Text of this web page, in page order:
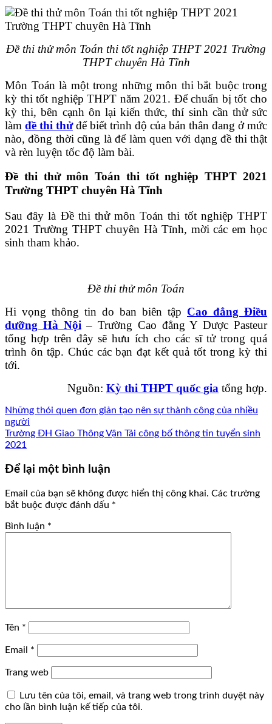
Đề thi thử môn Toán thi tốt nghiệp THPT 2021 Trường
THPT chuyên Hà Tĩnh
Môn Toán là một trong những môn thi bắt buộc trong
kỳ thi tốt nghiệp THPT năm 2021. Để chuẩn bị tốt cho
kỳ thi, bên cạnh ôn lại kiến thức, thí sinh cần thử sức
làm đề thi thửđể biết trình độ của bản thân đang ở mức
nào, đồng thời cũng là để làm quen với dạng đề thi thật
và rèn luyện tốc độ làm bài.
Đề thi thử môn Toán thi tốt nghiệp THPT 2021
Trường THPT chuyên Hà Tĩnh
Sau đây là Đề thi thử môn Toán thi tốt nghiệp THPT
2021 Trường THPT chuyên Hà Tĩnh, mời các em học
sinh tham khảo.
Đề thi thử môn Toán
Hi vọng thông tin do ban biên tập Cao đẳng Điều
dưỡng Hà Nội – Trường Cao đẳng Y Dược Pasteur
tổng hợp trên đây sẽ hưu ích cho các sĩ tử trong quá
trình ôn tập. Chúc các bạn đạt kết quả tốt trong kỳ thi
tới.
Nguồn: Kỳ thi THPT quốc gia tổng hợp.
Những thói quen đơn giản tạo nên sự thành công của nhiều
người
Trường ĐH Giao Thông Vận Tải công bố thông tin tuyển sinh
2021
Để lại một bình luận
Email của bạn sẽ không được hiển thị công khai. Các trường
bắt buộc được đánh dấu *
Bình luận *
Tên *
Email *
Trang web
Lưu tên của tôi, email, và trang web trong trình duyệt này
cho lần bình luận kế tiếp của tôi.